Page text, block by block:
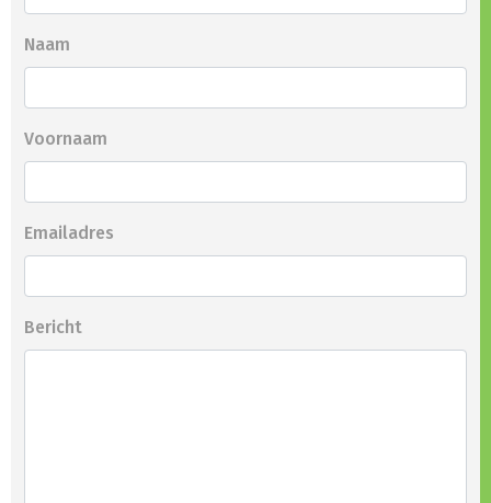
Naam
Voornaam
Emailadres
Bericht